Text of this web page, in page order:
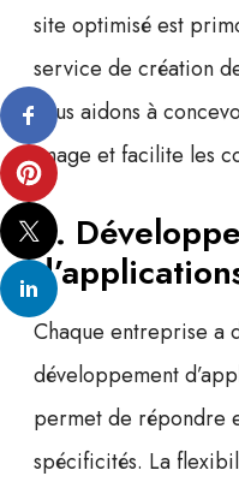
site optimisé est
service de création
vous aidons à
image et facilite les
2.
Chaque entreprise a
développement
permet de répondre
spécificités. La